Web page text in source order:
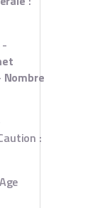
-
Nombre
: